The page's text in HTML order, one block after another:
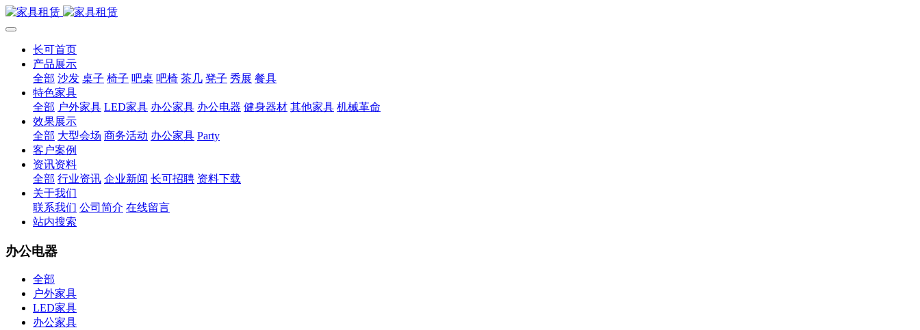
长可首页
产品展示
全部 沙发 桌子 椅子 吧桌 吧椅 茶几 凳子 秀展 餐具
特色家具
全部 户外家具 LED家具 办公家具 办公电器 健身器材 其他家具 机械革命
效果展示
全部 大型会场 商务活动 办公家具 Party
客户案例
资讯资料
全部 行业资讯 企业新闻 长可招聘 资料下载
关于我们
联系我们 公司简介 在线留言
站内搜索
办公电器
全部
户外家具
LED家具
办公家具